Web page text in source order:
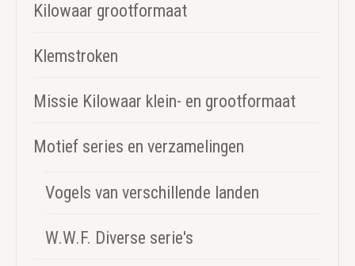
Kilowaar grootformaat
Klemstroken
Missie Kilowaar klein- en grootformaat
Motief series en verzamelingen
Vogels van verschillende landen
W.W.F. Diverse serie's